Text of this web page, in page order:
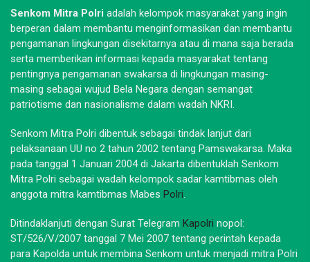
Senkom Mitra Polri adalah kelompok masyarakat yang ingin
berperan dalam membantu menginformasikan dan membantu
pengamanan lingkungan disekitarnya atau di mana saja berada
serta memberikan informasi kepada masyarakat tentang
pentingnya pengamanan swakarsa di lingkungan masing-
masing sebagai wujud Bela Negara dengan semangat
patriotisme dan nasionalisme dalam wadah NKRI.
Senkom Mitra Polri dibentuk sebagai tindak lanjut dari
pelaksanaan UU no 2 tahun 2002 tentang Pamswakarsa. Maka
pada tanggal 1 Januari 2004 di Jakarta dibentuklah Senkom
Mitra Polri sebagai wadah kelompok sadar kamtibmas oleh
anggota mitra kamtibmas Mabes Polri.
Ditindaklanjuti dengan Surat Telegram Kapolri nopol:
ST/526/V/2007 tanggal 7 Mei 2007 tentang perintah kepada
para Kapolda untuk membina Senkom untuk menjadi mitra Polri